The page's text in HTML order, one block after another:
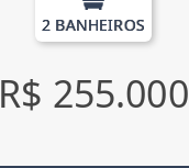
2 BANHEIROS
R$ 255.000